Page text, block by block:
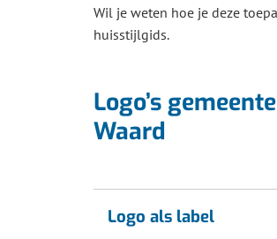
Wil je weten hoe je deze
huisstijlgids.
Logo’s
Waard
Logo als label